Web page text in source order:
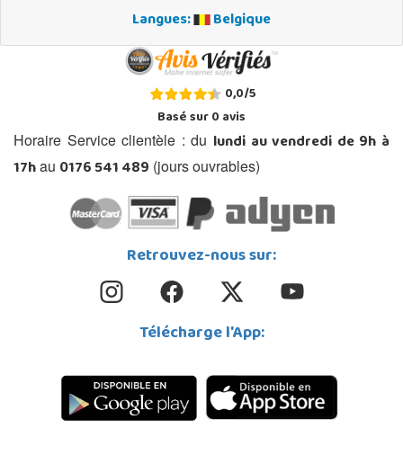
Langues: Belgique
0,0/5
Basé sur0avis
Horaire Service clientèle : du lundi au vendredi de 9h à
17hau 0176 541 489 (jours ouvrables)
Retrouvez-nous sur:
Télécharge l'App: